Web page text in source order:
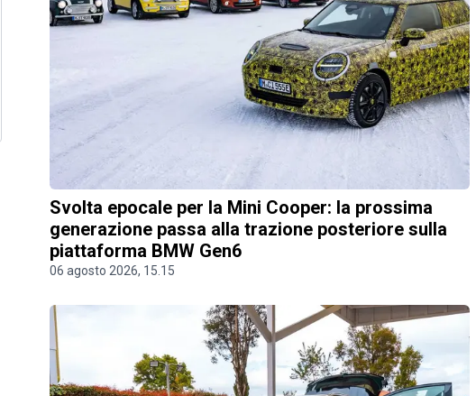
Svolta epocale per la Mini Cooper: la prossima
generazione passa alla trazione posteriore sulla
piattaforma BMW Gen6
06 agosto 2026, 15.15